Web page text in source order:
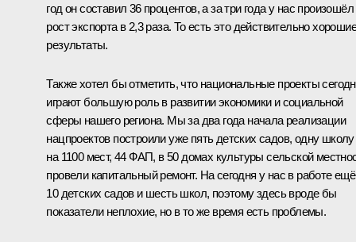
год он составил 36 процентов, а за три года у нас произошёл
рост экспорта в 2,3 раза. То есть это действительно хорошие
результаты.
Также хотел бы отметить, что национальные проекты
играют большую роль в развитии экономики и социальной
сферы нашего региона. Мы за два года начала реализации
нацпроектов построили уже пять детских садов, одну школу
на 1100 мест, 44 ФАП, в 50 домах культуры сельской
провели капитальный ремонт. На сегодня у нас в работе ещё
10 детских садов и шесть школ, поэтому здесь вроде бы
показатели неплохие, но в то же время есть проблемы.